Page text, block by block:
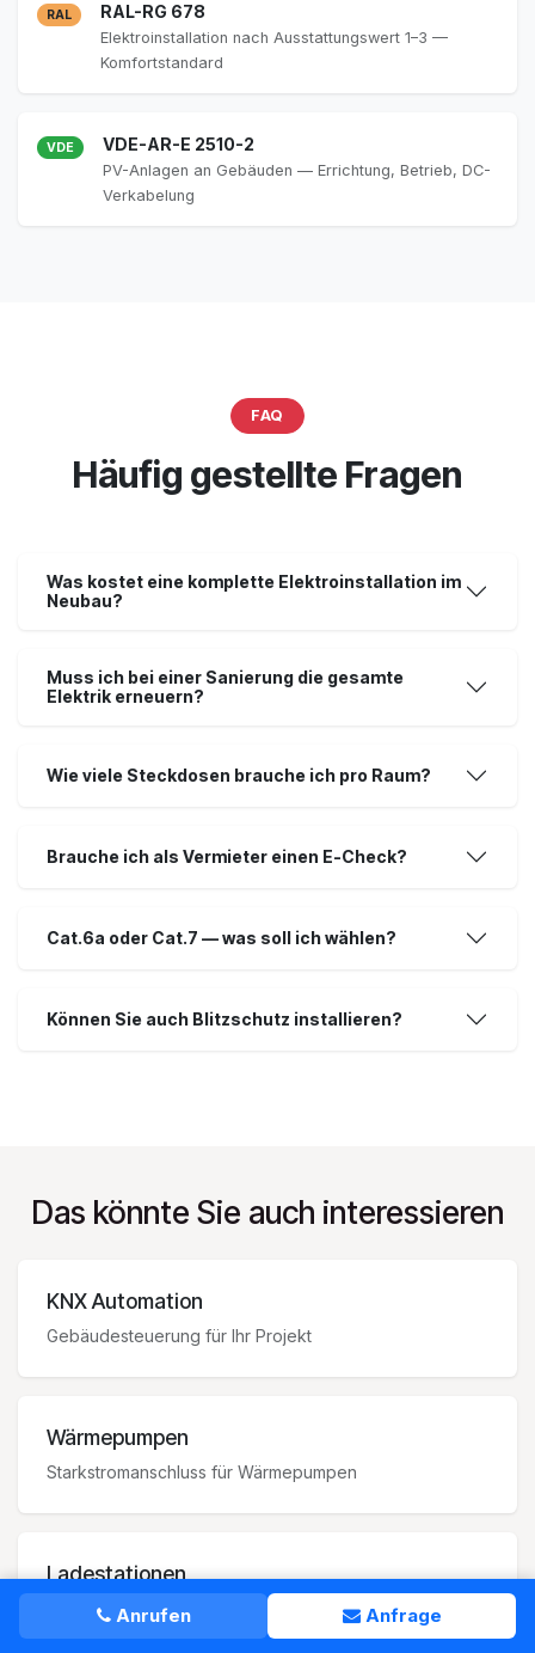
RAL RAL-RG 678
Elektroinstallation nach Ausstattungswert 1–3 —
Komfortstandard
VDE VDE-AR-E 2510-2
PV-Anlagen an Gebäuden — Errichtung, Betrieb, DC-
Verkabelung
FAQ
Häufig gestellte Fragen
Was kostet eine komplette Elektroinstallation im
Neubau?
Muss ich bei einer Sanierung die gesamte
Elektrik erneuern?
Wie viele Steckdosen brauche ich pro Raum?
Brauche ich als Vermieter einen E-Check?
Cat.6a oder Cat.7 — was soll ich wählen?
Können Sie auch Blitzschutz installieren?
Das könnte Sie auch interessieren
KNX Automation
Gebäudesteuerung für Ihr Projekt
Wärmepumpen
Starkstromanschluss für Wärmepumpen
Ladestationen
Wallbox-Installation
Anrufen Anfrage